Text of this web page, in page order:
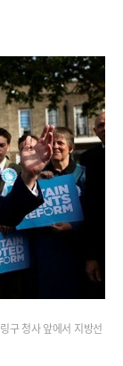
구 청사 앞에서 지방선